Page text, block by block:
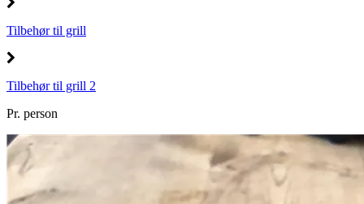
Tilbehør til grill
Tilbehør til grill 2
Pr. person